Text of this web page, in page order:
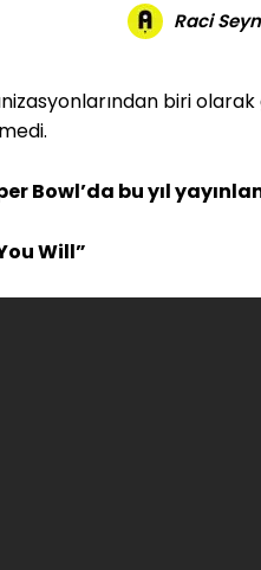
Raci
biri
Bowl’da bu yıl
Will”